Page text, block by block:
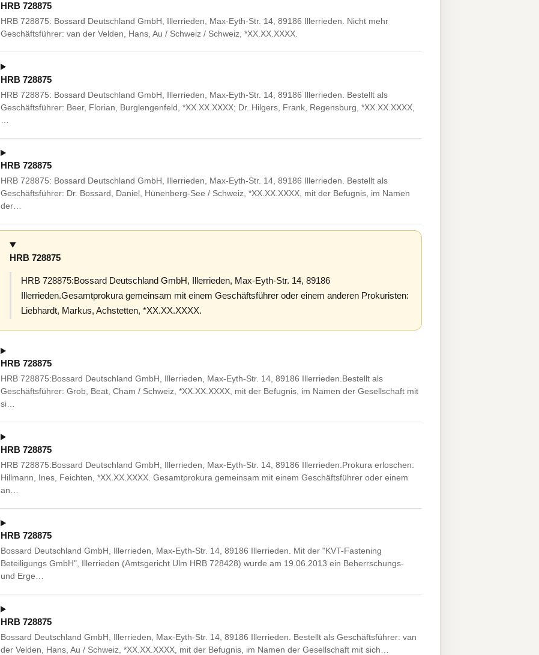
HRB 728875
HRB 728875: Bossard Deutschland GmbH, Illerrieden, Max-Eyth-Str. 14, 89186 Illerrieden. Nicht mehr
Geschäftsführer: van der Velden, Hans, Au / Schweiz / Schweiz, *XX.XX.XXXX.
HRB 728875
HRB 728875: Bossard Deutschland GmbH, Illerrieden, Max-Eyth-Str. 14, 89186 Illerrieden. Bestellt als
Geschäftsführer: Beer, Florian, Burglengenfeld, *XX.XX.XXXX; Dr. Hilgers, Frank, Regensburg, *XX.XX.XXXX,
HRB 728875
HRB 728875: Bossard Deutschland GmbH, Illerrieden, Max-Eyth-Str. 14, 89186 Illerrieden. Bestellt als
Geschäftsführer: Dr. Bossard, Daniel, Hünenberg-See / Schweiz, *XX.XX.XXXX, mit der Befugnis, im Namen
der…
HRB 728875
HRB 728875:Bossard Deutschland GmbH, Illerrieden, Max-Eyth-Str. 14, 89186
Illerrieden.Gesamtprokura gemeinsam mit einem Geschäftsführer oder einem anderen Prokuristen:
Liebhardt, Markus, Achstetten, *XX.XX.XXXX.
HRB 728875
HRB 728875:Bossard Deutschland GmbH, Illerrieden, Max-Eyth-Str. 14, 89186 Illerrieden.Bestellt als
Geschäftsführer: Grob, Beat, Cham / Schweiz, *XX.XX.XXXX, mit der Befugnis, im Namen der Gesellschaft mit
si…
HRB 728875
HRB 728875:Bossard Deutschland GmbH, Illerrieden, Max-Eyth-Str. 14, 89186 Illerrieden.Prokura erloschen:
Hillmann, Ines, Feichten, *XX.XX.XXXX. Gesamtprokura gemeinsam mit einem Geschäftsführer oder einem
an…
HRB 728875
Bossard Deutschland GmbH, Illerrieden, Max-Eyth-Str. 14, 89186 Illerrieden. Mit der "KVT-Fastening
Beteiligungs GmbH", Illerrieden (Amtsgericht Ulm HRB 728428) wurde am 19.06.2013 ein Beherrschungs-
und Erge…
HRB 728875
Bossard Deutschland GmbH, Illerrieden, Max-Eyth-Str. 14, 89186 Illerrieden. Bestellt als Geschäftsführer: van
der Velden, Hans, Au / Schweiz, *XX.XX.XXXX, mit der Befugnis, im Namen der Gesellschaft mit sich…